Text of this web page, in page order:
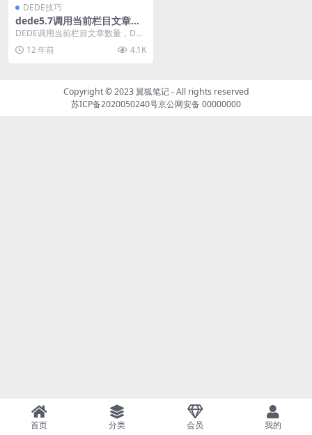
DEDE技巧
dede5.7调用当前栏目文章数
量,列表,首页调用文档总数
DEDE调用当前栏目文章数量，DE
DE列表，DEDE首页都可以调用当
前栏目的文档...
12 年前 4.1K
Copyright © 2023翼狐笔记- All rights reserved
苏ICP备2020050240号京公网安备 00000000
首页 分类 会员 我的